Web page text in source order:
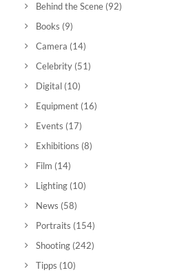
Behind the Scene (92)
Books (9)
Camera (14)
Celebrity (51)
Digital (10)
Equipment (16)
Events (17)
Exhibitions (8)
Film (14)
Lighting (10)
News (58)
Portraits (154)
Shooting (242)
Tipps (10)